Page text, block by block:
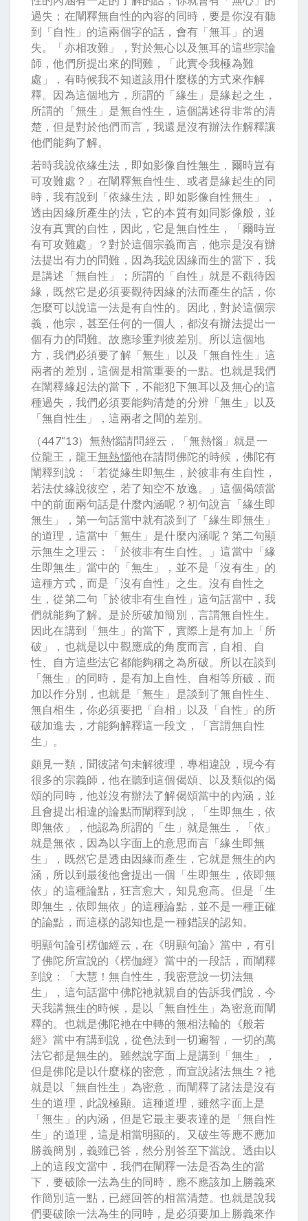
過失；在闡釋無自性的內容的同時，要是你沒有聽
到「自性」的這兩個字的話，會有「無耳」的過
失。「亦相攻難」，對於無心以及無耳的這些宗論
師，他們所提出來的問難，「此實令我極為難
處」，有時候我不知道該用什麼樣的方式來作解
釋。因為這個地方，所謂的「緣生」是緣起之生，
所謂的「無生」是無自性生，這個講述得非常的清
楚，但是對於他們而言，我還是沒有辦法作解釋讓
他們能夠了解。
若時我說依緣生法，即如影像自性無生，爾時豈有
可攻難處？」在闡釋無自性生、或者是緣起生的同
時，我有說到「依緣生法，即如影像自性無生」，
透由因緣所產生的法，它的本質有如同影像般，並
沒有真實的自性，因此，它是無自性生，「爾時豈
有可攻難處」？對於這個宗義而言，他宗是沒有辦
法提出有力的問難，因為我說因緣而生的當下，我
是講述「無自性」；所謂的「自性」就是不觀待因
緣，既然它是必須要觀待因緣的法而產生的話，你
怎麼可以說這一法是有自性的。因此，對於這個宗
義，他宗，甚至任何的一個人，都沒有辦法提出一
個有力的問難。故應珍重判彼差別。所以這個地
方，我們必須要了解「無生」以及「無自性生」這
兩者的差別，這個是相當重要的一點。也就是我們
在闡釋緣起法的當下，不能犯下無耳以及無心的這
種過失，我們必須要能夠清楚的分辨「無生」以及
「無自性生」，這兩者之間的差別。
（447“13）無熱惱請問經云，「無熱惱」就是一
位龍王，龍王無熱惱他在請問佛陀的時候，佛陀有
闡釋到說：「若從緣生即無生，於彼非有生自性，
若法仗緣說彼空，若了知空不放逸。」這個偈頌當
中的前面兩句話是什麼內涵呢？初句說言「緣生即
無生」，第一句話當中就有談到了「緣生即無生」
的道理，這當中「無生」是什麼內涵呢？第二句顯
示無生之理云：「於彼非有生自性。」這當中「緣
生即無生」當中的「無生」，並不是「沒有生」的
這種方式，而是「沒有自性」之生。沒有自性之
生，從第二句「於彼非有生自性」這句話當中，我
們就能夠了解。是於所破加簡別，言謂無自性生。
因此在講到「無生」的當下，實際上是有加上「所
破」，也就是以中觀應成的角度而言，自相、自
性、自方這些法它都能夠稱之為所破。所以在談到
「無生」的同時，是有加上自性、自相等所破，而
加以作分別，也就是「無生」是談到了無自性生、
無自相生，你必須要把「自相」以及「自性」的所
破加進去，才能夠解釋這一段文，「言謂無自性
生」。
頗見一類，聞彼諸句未解彼理，專相違說，現今有
很多的宗義師，他在聽到這個偈頌、以及類似的偈
頌的同時，他並沒有辦法了解偈頌當中的內涵，並
且會提出相違的論點而闡釋到說，「生即無生，依
即無依」，他認為所謂的「生」就是無生，「依」
就是無依，因為以字面上的意思而言「緣生即無
生」，既然它是透由因緣而產生，它就是無生的內
涵，所以到最後他會提出一個「生即無生，依即無
依」的這種論點，狂言愈大，知見愈高。但是「生
即無生，依即無依」的這種論點，並不是一種正確
的論點，而這樣的認知也是一種錯誤的認知。
明顯句論引楞伽經云，在《明顯句論》當中，有引
了佛陀所宣說的《楞伽經》當中的一段話，而闡釋
到說：「大慧！無自性生，我密意說一切法無
生」，這句話當中佛陀衪就親自的告訴我們說，今
天我講無生的時候，是以「無自性生」為密意而闡
釋的。也就是佛陀衪在中轉的無相法輪的《般若
經》當中有講到說，從色法到一切遍智，一切的萬
法它都是無生的。雖然說字面上是講到「無生」，
但是佛陀是以什麼樣的密意，而宣說諸法無生？衪
就是以「無自性生」為密意，而闡釋了諸法是沒有
生的道理，此說極顯。這種道理，雖然字面上是
「無生」的內涵，但是它最主要表達的是「無自性
生」的道理，這是相當明顯的。又破生等應不應加
勝義簡別，義雖已答，然分別答至下當說。透由以
上的這段文當中，我們在闡釋一法是否為生的當
下，要破除一法為生的同時，應不應該加上勝義來
作簡別這一點，已經回答的相當清楚。也就是說我
們要破除一法為生的同時，是必須要加上勝義來作